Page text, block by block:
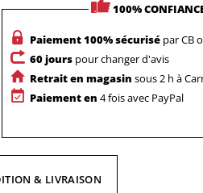
100%
Paiement 100% sécurisépar CB
60 jourspour changer d'avis
Retrait en magasin sous 2 h à
Paiement en 4 fois avec PayPal
& LIVRAISON